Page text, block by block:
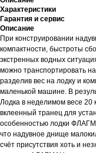
Характеристики
Гарантия и сервис
Описание
При конструировании
компактности, быстроты
экстренных водных
можно транспортировать
разделив вес на лодку и
маленькой машине. В
Лодка в неделимом весе 20
вклеенный транец для
особенностью лодки
что надувное днище
счёт присутствия хоть и